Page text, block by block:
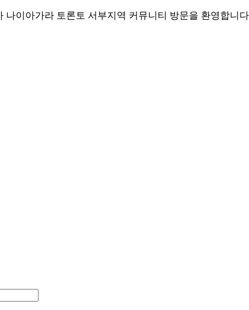
이아가라 토론토 서부지역 커뮤니티 방문을 환영합니다